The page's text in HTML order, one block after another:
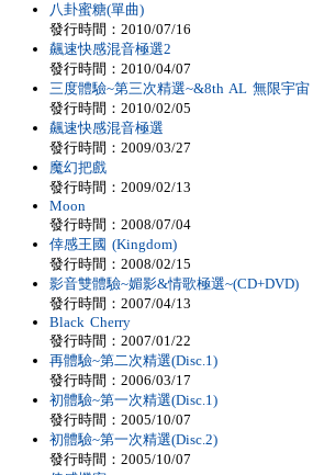
八卦蜜糖(單曲)
發行時間：2010/07/16
飆速快感混音極選2
發行時間：2010/04/07
三度體驗~第三次精選~&8th AL 無限宇宙
發行時間：2010/02/05
飆速快感混音極選
發行時間：2009/03/27
魔幻把戲
發行時間：2009/02/13
Moon
發行時間：2008/07/04
倖感王國 (Kingdom)
發行時間：2008/02/15
影音雙體驗~媚影&情歌極選~(CD+DVD)
發行時間：2007/04/13
Black Cherry
發行時間：2007/01/22
再體驗~第二次精選(Disc.1)
發行時間：2006/03/17
初體驗~第一次精選(Disc.1)
發行時間：2005/10/07
初體驗~第一次精選(Disc.2)
發行時間：2005/10/07